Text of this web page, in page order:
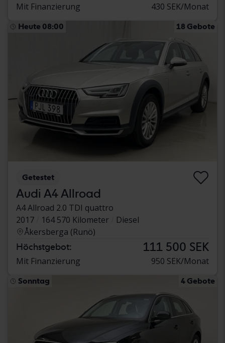
Mit Finanzierung 430 SEK/Monat
Heute 08:00 18 Gebote
Getestet
Audi A4 Allroad
A4 Allroad 2.0 TDI quattro
2017
164 570 Kilometer
Diesel
Åkersberga (Runö)
Höchstgebot: 111 500 SEK
Mit Finanzierung 950 SEK/Monat
Sonntag 4 Gebote